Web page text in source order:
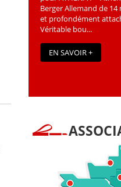
Berger Allemand de
et profondément
Véritable bou...
EN SAVOIR +